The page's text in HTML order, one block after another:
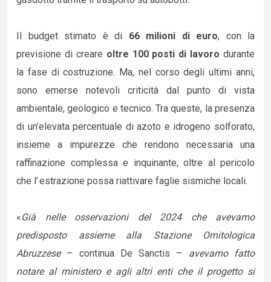
Il budget stimato è di 66 milioni di euro, con la
previsione di creare oltre 100 posti di lavoro durante
la fase di costruzione. Ma, nel corso degli ultimi anni,
sono emerse notevoli criticità dal punto di vista
ambientale, geologico e tecnico. Tra queste, la presenza
di un’elevata percentuale di azoto e idrogeno solforato,
insieme a impurezze che rendono necessaria una
raffinazione complessa e inquinante, oltre al pericolo
che l’ estrazione possa riattivare faglie sismiche locali.
«Già nelle osservazioni del 2024 che avevamo
predisposto assieme alla Stazione Ornitologica
Abruzzese– continua De Sanctis – avevamo fatto
notare al ministero e agli altri enti che il progetto si